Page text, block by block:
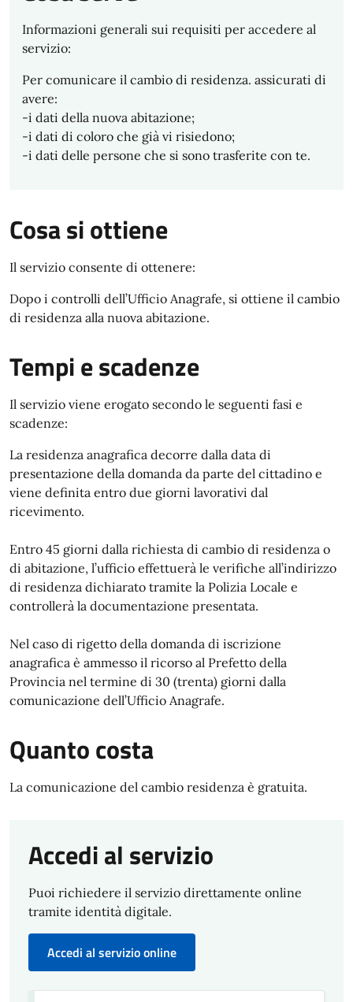
Informazioni generali sui requisiti per accedere al
servizio:
Per comunicare il cambio di residenza. assicurati di
avere:
-i dati della nuova abitazione;
-i dati di coloro che già vi risiedono;
-i dati delle persone che si sono trasferite con te.
Cosa si ottiene
Il servizio consente di ottenere:
Dopo i controlli dell’Ufficio Anagrafe, si ottiene il cambio
di residenza alla nuova abitazione.
Tempi e scadenze
Il servizio viene erogato secondo le seguenti fasi e
scadenze:
La residenza anagrafica decorre dalla data di
presentazione della domanda da parte del cittadino e
viene definita entro due giorni lavorativi dal
ricevimento.
Entro 45 giorni dalla richiesta di cambio di residenza o
di abitazione, l’ufficio effettuerà le verifiche all’indirizzo
di residenza dichiarato tramite la Polizia Locale e
controllerà la documentazione presentata.
Nel caso di rigetto della domanda di iscrizione
anagrafica è ammesso il ricorso al Prefetto della
Provincia nel termine di 30 (trenta) giorni dalla
comunicazione dell’Ufficio Anagrafe.
Quanto costa
La comunicazione del cambio residenza è gratuita.
Accedi al servizio
Puoi richiedere il servizio direttamente online
tramite identità digitale.
Accedi al servizio online